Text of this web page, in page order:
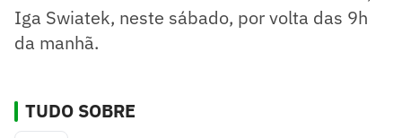
Iga Swiatek, neste sábado, por volta das 9h
da manhã.
TUDO SOBRE